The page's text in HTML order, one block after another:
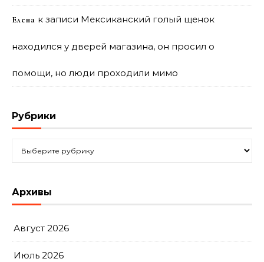
Елена к записи Мексиканский голый щенок
находился у дверей магазина, он просил о
помощи, но люди проходили мимо
Рубрики
Архивы
Август 2026
Июль 2026